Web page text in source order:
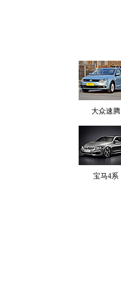
大众速腾
宝马4系